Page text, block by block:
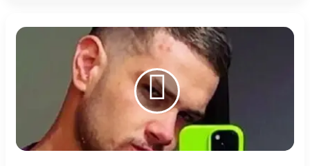
Jovem
Apucarana
cardíaca
Jovem
Araponguense
PR-